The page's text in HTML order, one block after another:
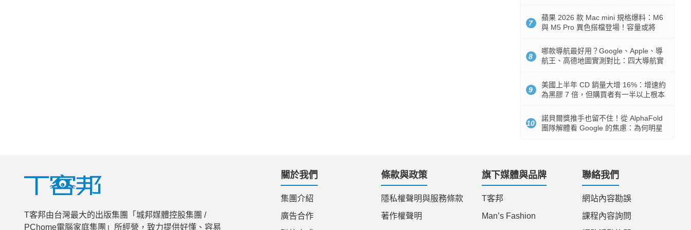
7
蘋果 2026 款 Mac mini 規格爆料：M6
與 M5 Pro 異色搭檔登場！容量或將
8
哪款導航最好用？Google、Apple、導
航王、高德地圖實測對比：四大導航實
9
美國上半年 CD 銷量大增 16%：增速約
為黑膠 7 倍，但購買者有一半以上根本
10
諾貝爾獎推手也留不住！從 AlphaFold
團隊解體看 Google 的焦慮：為何明星
T客邦由台灣最大的出版集團「城邦媒體控股集團 /
PChome電腦家庭集團」所經營，致力提供好懂、容易
關於我們
集團介紹
廣告合作
條款與政策
隱私權聲明與服務條款
著作權聲明
旗下媒體與品牌
T客邦
Man’s Fashion
聯絡我們
網站內容勘誤
課程內容詢問